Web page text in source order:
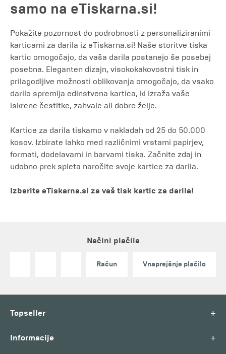
samo na eTiskarna.si!
Pokažite pozornost do podrobnosti z personaliziranimi
karticami za darila iz eTiskarna.si! Naše storitve tiska
kartic omogočajo, da vaša darila postanejo še posebej
posebna. Eleganten dizajn, visokokakovostni tisk in
prilagodljive možnosti oblikovanja omogočajo, da vsako
darilo spremlja edinstvena kartica, ki izraža vaše
iskrene čestitke, zahvale ali dobre želje.
Kartice za darila tiskamo v nakladah od 25 do 50.000
kosov. Izbirate lahko med različnimi vrstami papirjev,
formati, dodelavami in barvami tiska. Začnite zdaj in
udobno prek spleta naročite svoje kartice za darila.
Izberite eTiskarna.si za vaš tisk kartic za darila!
Načini plačila
Račun Vnaprejšnje plačilo
Topseller +
Informacije +